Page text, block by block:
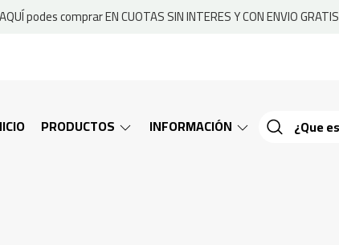
podes comprar EN CUOTAS SIN INTERES Y CON ENVIO GRATIS
PRODUCTOS INFORMACIÓN